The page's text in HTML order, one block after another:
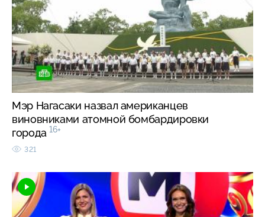
Мэр Нагасаки назвал американцев
виновниками атомной бомбардировки
города 16+
321